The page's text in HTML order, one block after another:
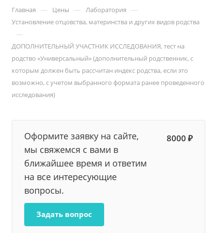
Главная — Цены — Лаборатория —
Установление отцовства, материнства и других видов родства
—
ДОПОЛНИТЕЛЬНЫЙ УЧАСТНИК ИССЛЕДОВАНИЯ, тест на
родство «Универсальный» (дополнительный родственник, с
которым должен быть рассчитан индекс родства, если это
возможно, с учетом выбранного формата ранее проведенного
исследования)
Оформите заявку на сайте,
мы свяжемся с вами в
ближайшее время и ответим
на все интересующие
вопросы.
8000 ₽
Задать вопрос